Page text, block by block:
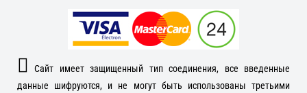
Сайт имеет защищенный тип соединения, все введенные
данные шифруются, и не могут быть использованы третьими